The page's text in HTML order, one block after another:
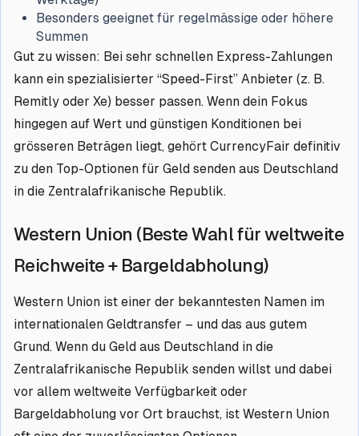
Besonders geeignet für regelmässige oder höhere
Summen
Gut zu wissen: Bei sehr schnellen Express-Zahlungen
kann ein spezialisierter “Speed-First” Anbieter (z. B.
Remitly oder Xe) besser passen. Wenn dein Fokus
hingegen auf Wert und günstigen Konditionen bei
grösseren Beträgen liegt, gehört CurrencyFair definitiv
zu den Top-Optionen für Geld senden aus Deutschland
in die Zentralafrikanische Republik.
Western Union (Beste Wahl für weltweite
Reichweite + Bargeldabholung)
Western Union ist einer der bekanntesten Namen im
internationalen Geldtransfer – und das aus gutem
Grund. Wenn du Geld aus Deutschland in die
Zentralafrikanische Republik senden willst und dabei
vor allem weltweite Verfügbarkeit oder
Bargeldabholung vor Ort brauchst, ist Western Union